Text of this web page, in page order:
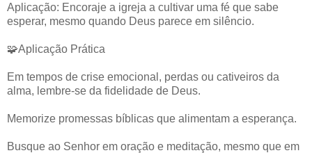
Aplicação: Encoraje a igreja a cultivar uma fé que sabe
esperar, mesmo quando Deus parece em silêncio.
🧩Aplicação Prática
Em tempos de crise emocional, perdas ou cativeiros da
alma, lembre-se da fidelidade de Deus.
Memorize promessas bíblicas que alimentam a esperança.
Busque ao Senhor em oração e meditação, mesmo que em